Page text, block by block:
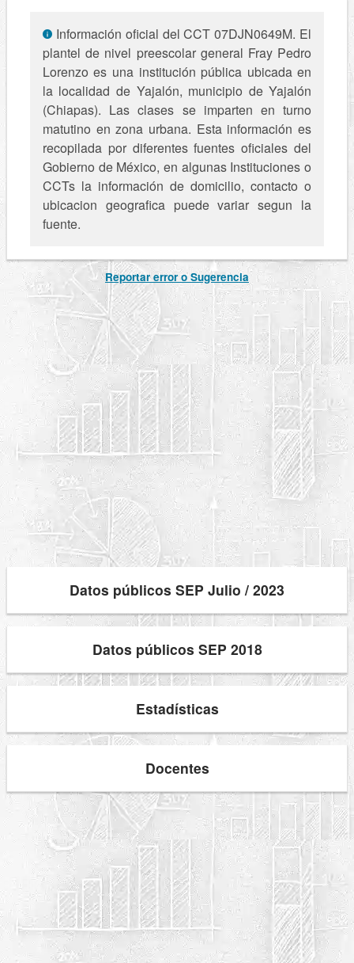
Información oficial del CCT 07DJN0649M. El
plantel de nivel preescolar general Fray Pedro
Lorenzo es una institución pública ubicada en
la localidad de Yajalón, municipio de Yajalón
(Chiapas). Las clases se imparten en turno
matutino en zona urbana. Esta información es
recopilada por diferentes fuentes oficiales del
Gobierno de México, en algunas Instituciones o
CCTs la información de domicilio, contacto o
ubicacion geografica puede variar segun la
fuente.
Reportar error o Sugerencia
Datos públicos SEP Julio / 2023
Datos públicos SEP 2018
Estadísticas
Docentes